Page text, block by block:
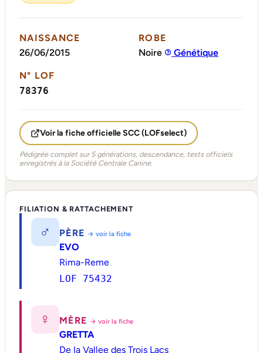
NAISSANCE
26/06/2015
ROBE
Noire
Génétique
N° LOF
78376
Voir la fiche officielle SCC (LOFselect)
Pédigrée complet sur 5 générations, descendance, tests officiels
enregistrés à la Société Centrale Canine.
FILIATION & RATTACHEMENT
♂ PÈRE → voir la fiche
EVO
Rima-Reme
LOF 75432
♀ MÈRE → voir la fiche
GRETTA
De la Vallee des Trois Lacs